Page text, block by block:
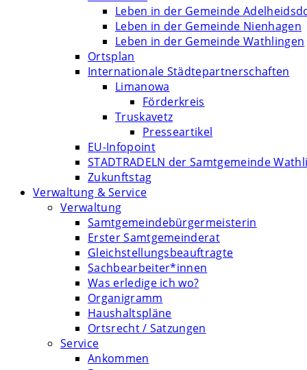
Leben in der Gemeinde
Leben in der Gemeinde Nienhagen
Leben in der Gemeinde Wathlingen
Ortsplan
Internationale Städtepartnerschaften
Limanowa
Förderkreis
Truskavetz
Presseartikel
EU-Infopoint
STADTRADELN der Samtgemeinde
Zukunftstag
Verwaltung & Service
Verwaltung
Samtgemeindebürgermeisterin
Erster Samtgemeinderat
Gleichstellungsbeauftragte
Sachbearbeiter*innen
Was erledige ich wo?
Organigramm
Haushaltspläne
Ortsrecht / Satzungen
Service
Ankommen